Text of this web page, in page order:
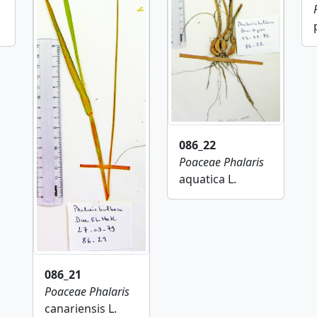
086_21
PoaceaePhalaris
canariensis L.
086_22
PoaceaePhalaris
aquatica L.